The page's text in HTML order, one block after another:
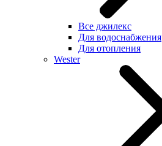
Все джилекс
Для водоснабжения
Для отопления
Wester